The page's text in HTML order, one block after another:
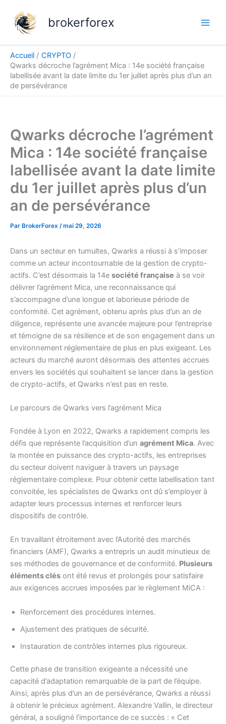
contenu
brokerforex
Accueil
CRYPTO
Qwarks décroche l’agrément Mica : 14e société française
labellisée avant la date limite du 1er juillet après plus d’un an
de persévérance
Qwarks décroche l’agrément
Mica : 14e société française
labellisée avant la date limite
du 1er juillet après plus d’un
an de persévérance
Par BrokerForex /mai 29, 2026
Dans un secteur en tumultes, Qwarks a réussi à s’imposer
comme un acteur incontournable de la gestion de crypto-
actifs. C’est désormais la 14e société française à se voir
délivrer l’agrément Mica, une reconnaissance qui
s’accompagne d’une longue et laborieuse période de
conformité. Cet agrément, obtenu après plus d’un an de
diligence, représente une avancée majeure pour l’entreprise
et témoigne de sa résilience et de son engagement dans un
environnement réglementaire de plus en plus exigeant. Les
acteurs du marché auront désormais des attentes accrues
envers les sociétés qui souhaitent se lancer dans la gestion
de crypto-actifs, et Qwarks n’est pas en reste.
Le parcours de Qwarks vers l’agrément Mica
Fondée à Lyon en 2022, Qwarks a rapidement compris les
défis que représente l’acquisition d’un agrément Mica. Avec
la montée en puissance des crypto-actifs, les entreprises
du secteur doivent naviguer à travers un paysage
réglementaire complexe. Pour obtenir cette labellisation tant
convoitée, les spécialistes de Qwarks ont dû s’employer à
adapter leurs processus internes et renforcer leurs
dispositifs de contrôle.
En travaillant étroitement avec l’Autorité des marchés
financiers (AMF), Qwarks a entrepris un audit minutieux de
ses méthodes de gouvernance et de conformité. Plusieurs
éléments clés ont été revus et prolongés pour satisfaire
aux exigences accrues imposées par le règlement MiCA :
Renforcement des procédures internes.
Ajustement des pratiques de sécurité.
Instauration de contrôles internes plus rigoureux.
Cette phase de transition exigeante a nécessité une
capacité d’adaptation remarquable de la part de l’équipe.
Ainsi, après plus d’un an de persévérance, Qwarks a réussi
à obtenir le précieux agrément. Alexandre Vallin, le directeur
général, a souligné l’importance de ce succès : « Cet